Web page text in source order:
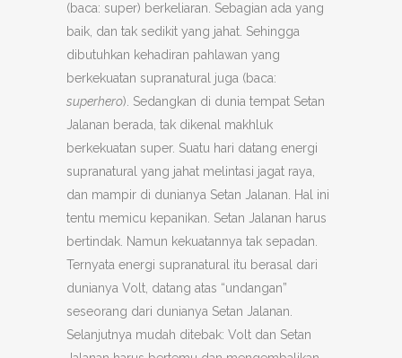
(baca: super) berkeliaran. Sebagian ada yang
baik, dan tak sedikit yang jahat. Sehingga
dibutuhkan kehadiran pahlawan yang
berkekuatan supranatural juga (baca:
superhero). Sedangkan di dunia tempat Setan
Jalanan berada, tak dikenal makhluk
berkekuatan super. Suatu hari datang energi
supranatural yang jahat melintasi jagat raya,
dan mampir di dunianya Setan Jalanan. Hal ini
tentu memicu kepanikan. Setan Jalanan harus
bertindak. Namun kekuatannya tak sepadan.
Ternyata energi supranatural itu berasal dari
dunianya Volt, datang atas “undangan”
seseorang dari dunianya Setan Jalanan.
Selanjutnya mudah ditebak: Volt dan Setan